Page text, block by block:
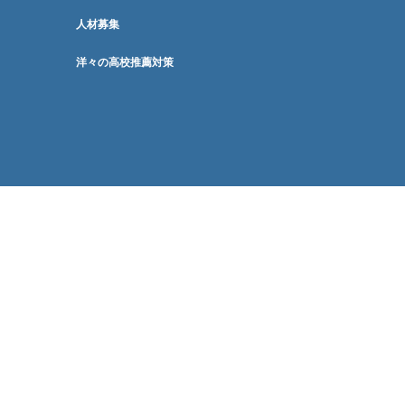
人材募集
洋々の高校推薦対策